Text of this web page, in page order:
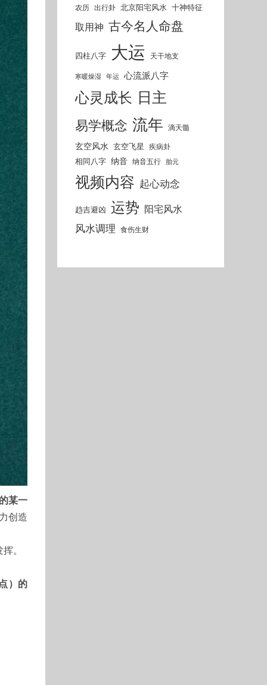
某一
创造
。
）的
农历 出行卦 北京阳宅风水 十神特征
取用神 古今名人命盘
四柱八字 大运 天干地支
寒暖燥湿 年运 心流派八字
心灵成长 日主
易学概念 流年 滴天髓
玄空风水 玄空飞星 疾病卦
相同八字 纳音 纳音五行 胎元
视频内容 起心动念
趋吉避凶 运势 阳宅风水
风水调理 食伤生财